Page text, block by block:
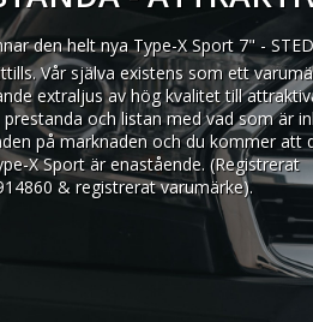
den helt nya Type-X Sport 7" -
Vår själva existens som ett
extraljus av hög kvalitet till
och listan med vad som är
på marknaden och du kommer att
X Sport är enastående. (Registrerat
& registrerat varumärke).